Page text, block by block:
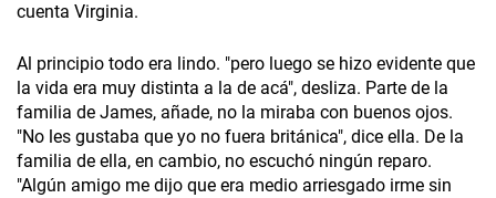
cuenta Virginia.
Al principio todo era lindo. "pero luego se hizo evidente que
la vida era muy distinta a la de acá", desliza. Parte de la
familia de James, añade, no la miraba con buenos ojos.
"No les gustaba que yo no fuera británica", dice ella. De la
familia de ella, en cambio, no escuchó ningún reparo.
"Algún amigo me dijo que era medio arriesgado irme sin